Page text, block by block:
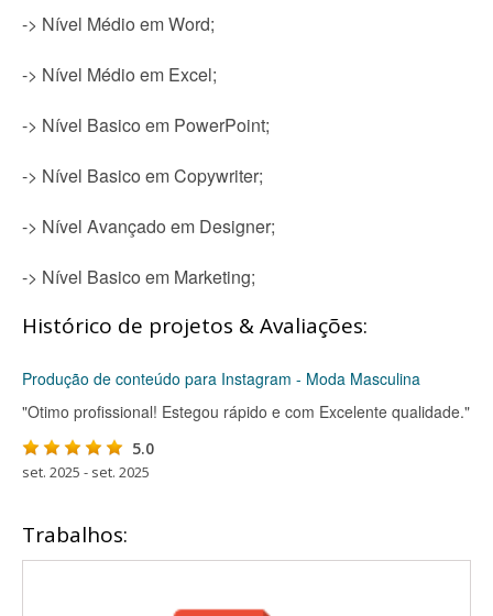
-> Nível Médio em Word;
-> Nível Médio em Excel;
-> Nível Basico em PowerPoint;
-> Nível Basico em Copywriter;
-> Nível Avançado em Designer;
-> Nível Basico em Marketing;
Histórico de projetos & Avaliações:
Produção de conteúdo para Instagram - Moda Masculina
"Otimo profissional! Estegou rápido e com Excelente qualidade."
5.0
set. 2025 - set. 2025
Trabalhos: